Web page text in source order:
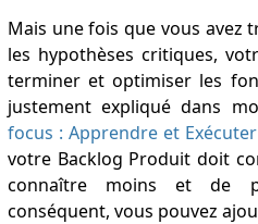
Mais une fois que vous avez
les hypothèses critiques,
terminer et optimiser les
justement expliqué dans
focus : Apprendre et
votre Backlog Produit doit
connaître moins et de
conséquent, vous pouvez